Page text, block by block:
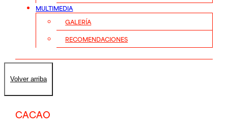
MULTIMEDIA
GALERÍA
RECOMENDACIONES
Volver arriba
CACAO